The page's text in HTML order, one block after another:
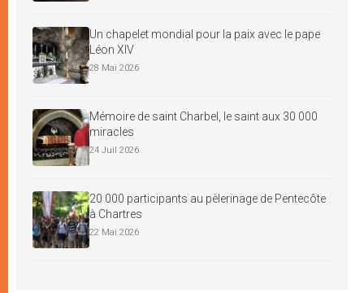
Un chapelet mondial pour la paix avec le pape
Léon XIV
28 Mai 2026
Mémoire de saint Charbel, le saint aux 30 000
miracles
24 Juil 2026
20 000 participants au pèlerinage de Pentecôte
à Chartres
22 Mai 2026